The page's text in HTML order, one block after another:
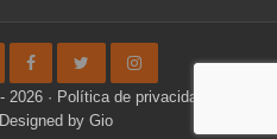
2026 · Política de privacidad
Designed by Gio